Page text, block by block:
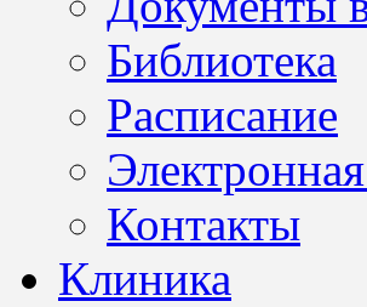
Библиотека
Расписание
Контакты
Клиника